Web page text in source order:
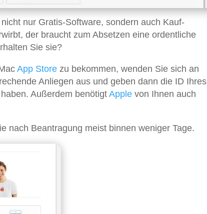
nur Gratis-Software, sondern auch Kauf-
der braucht zum Absetzen eine ordentliche
Sie sie?
App Store zu bekommen, wenden Sie sich an
Anliegen aus und geben dann die ID Ihres
Außerdem benötigtApple von Ihnen auch
nach Beantragung meist binnen weniger Tage.